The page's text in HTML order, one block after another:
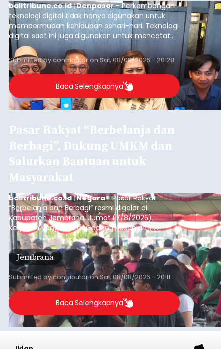
balitribune.co.id | Denpasar- Perkembangan
teknologi digital tidak hanya digunakan untuk
mempermudah kehidupan sehari-hari. Teknologi
digital saat ini juga digunakan untuk mencatat
dan mengelola data base alumni dari suatu
sekolah, salah satunya adalah alumni SMA 1
Denpasar.
Submitted bycontributoron Sat, 08/08/2026 - 20:28
Baca Selengkapnya
Pasar Rakyat “Berbelanja dan
Berbagi”, Dukung UMKM dan
Salurkan Bantuan untuk
Masyarakat
balitribune.co.id | Negara- Pasar Rakyat
“Berbelanja dan Berbagi” resmi digelar di
Kabupaten Jembrana, Jumat (7/8/2026).
Kegiatan yang digelar Gedung Kesenian Ir.
Soekarno ini memadukan pemberdayaan
ekonomi masyarakat dengan aksi sosial tersebut
mendapat antusiasme tinggi dan mencatat nilai
transaksi mencapai Rp672.733.200.
Jembrana
Submitted bycontributoronSat, 08/08/2026 - 20:11
Baca Selengkapnya